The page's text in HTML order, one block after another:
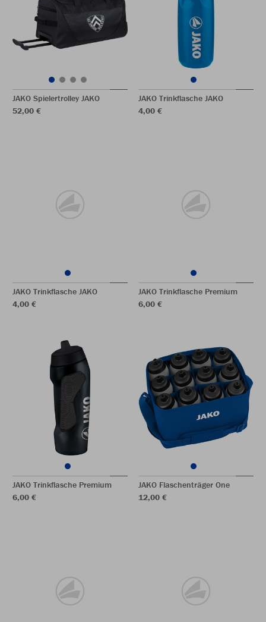
JAKO Spielertrolley JAKO
52,00 €
JAKO Trinkflasche JAKO
4,00 €
JAKO Trinkflasche JAKO
4,00 €
JAKO Trinkflasche Premium
6,00 €
JAKO Trinkflasche Premium
6,00 €
JAKO Flaschenträger One
12,00 €